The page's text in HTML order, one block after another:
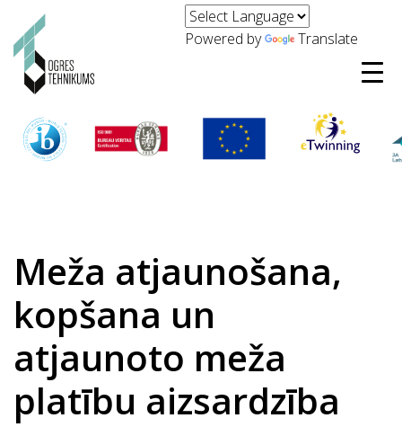
Powered by Translate
Meža atjaunošana,
kopšana un
atjaunoto meža
platību aizsardzība